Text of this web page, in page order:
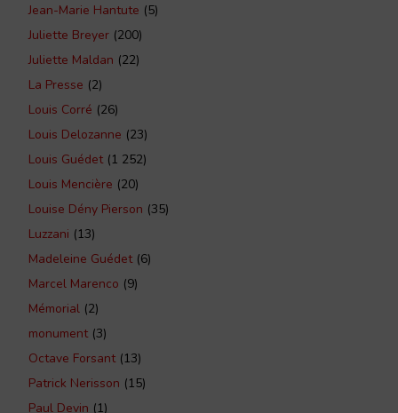
Jean-Marie Hantute (5)
Juliette Breyer (200)
Juliette Maldan (22)
La Presse (2)
Louis Corré (26)
Louis Delozanne (23)
Louis Guédet(1 252)
Louis Mencière (20)
Louise Dény Pierson (35)
Luzzani (13)
Madeleine Guédet(6)
Marcel Marenco (9)
Mémorial (2)
monument(3)
Octave Forsant(13)
Patrick Nerisson (15)
Paul Devin (1)